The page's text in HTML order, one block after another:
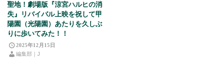
聖地！劇場版『涼宮ハルヒの消
失』リバイバル上映を祝して甲
陽園（光陽園）あたりを久しぶ
りに歩いてみた！！
2025年12月15日
編集部｜J